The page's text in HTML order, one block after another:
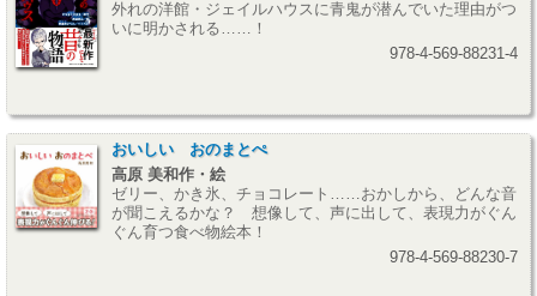
外れの洋館・ジェイルハウスに青鬼が潜んでいた理由がつ
いに明かされる……！
978-4-569-88231-4
おいしい おのまとぺ
高原 美和作・絵
ゼリー、かき氷、チョコレート……おかしから、どんな音
が聞こえるかな？ 想像して、声に出して、表現力がぐん
ぐん育つ食べ物絵本！
978-4-569-88230-7